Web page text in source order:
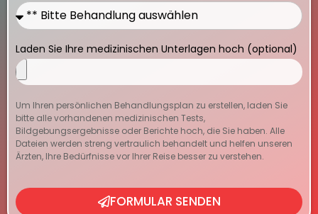
Laden Sie Ihre medizinischen Unterlagen hoch (optional)
Um Ihren persönlichen Behandlungsplan zu erstellen, laden Sie
bitte alle vorhandenen medizinischen Tests,
Bildgebungsergebnisse oder Berichte hoch, die Sie haben. Alle
Dateien werden streng vertraulich behandelt und helfen unseren
Ärzten, Ihre Bedürfnisse vor Ihrer Reise besser zu verstehen.
FORMULAR SENDEN